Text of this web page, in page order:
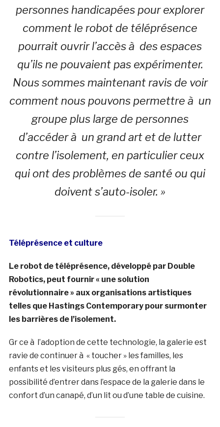
personnes handicapées pour explorer
comment le robot de téléprésence
pourrait ouvrir l’accès à des espaces
qu’ils ne pouvaient pas expérimenter.
Nous sommes maintenant ravis de voir
comment nous pouvons permettre à un
groupe plus large de personnes
d’accéder à un grand art et de lutter
contre l’isolement, en particulier ceux
qui ont des problèmes de santé ou qui
doivent s’auto-isoler. »
Téléprésence et culture
Le robot de téléprésence, développé par Double
Robotics, peut fournir « une solution
révolutionnaire » aux organisations artistiques
telles que Hastings Contemporary pour surmonter
les barrières de l’isolement.
Gr ce à l’adoption de cette technologie, la galerie est
ravie de continuer à « toucher » les familles, les
enfants et les visiteurs plus gés, en offrant la
possibilité d’entrer dans l’espace de la galerie dans le
confort d’un canapé, d’un lit ou d’une table de cuisine.